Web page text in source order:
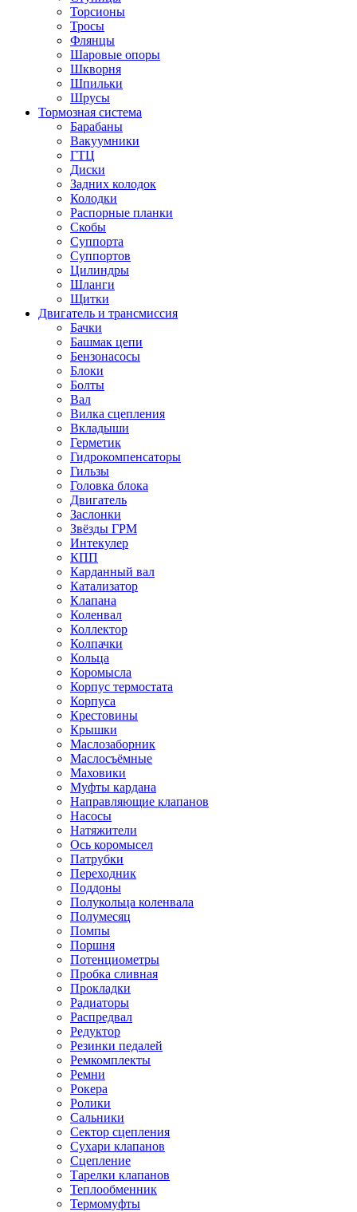
Торсионы
Тросы
Флянцы
Шаровые опоры
Шкворня
Шпильки
Шрусы
Тормозная система
Барабаны
Вакуумники
ГТЦ
Диски
Задних колодок
Колодки
Распорные планки
Скобы
Суппорта
Суппортов
Цилиндры
Шланги
Щитки
Двигатель и трансмиссия
Бачки
Башмак цепи
Бензонасосы
Блоки
Болты
Вал
Вилка сцепления
Вкладыши
Герметик
Гидрокомпенсаторы
Гильзы
Головка блока
Двигатель
Заслонки
Звёзды ГРМ
Интекулер
КПП
Карданный вал
Катализатор
Клапана
Коленвал
Коллектор
Колпачки
Кольца
Коромысла
Корпус термостата
Корпуса
Крестовины
Крышки
Маслозаборник
Маслосъёмные
Маховики
Муфты кардана
Направляющие клапанов
Насосы
Натяжители
Ось коромысел
Патрубки
Переходник
Поддоны
Полукольца коленвала
Полумесяц
Помпы
Поршня
Потенциометры
Пробка сливная
Прокладки
Радиаторы
Распредвал
Редуктор
Резинки педалей
Ремкомплекты
Ремни
Рокера
Ролики
Сальники
Сектор сцепления
Сухари клапанов
Сцепление
Тарелки клапанов
Теплообменник
Термомуфты